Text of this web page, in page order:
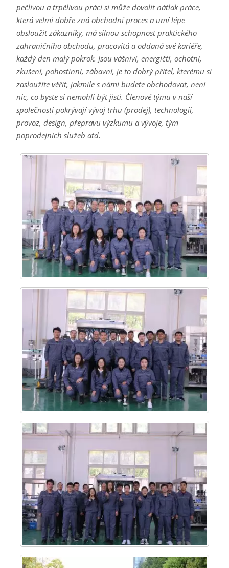
pečlivou a trpělivou práci si může dovolit nátlak práce,
která velmi dobře zná obchodní proces a umí lépe
obsloužit zákazníky, má silnou schopnost praktického
zahraničního obchodu, pracovitá a oddaná své kariéře,
každý den malý pokrok. Jsou vášniví, energičtí, ochotní,
zkušení, pohostinní, zábavní, je to dobrý přítel, kterému si
zasloužíte věřit, jakmile s námi budete obchodovat, není
nic, co byste si nemohli být jisti. Členové týmu v naší
společnosti pokrývají vývoj trhu (prodej), technologii,
provoz, design, přepravu výzkumu a vývoje, tým
poprodejních služeb atd.